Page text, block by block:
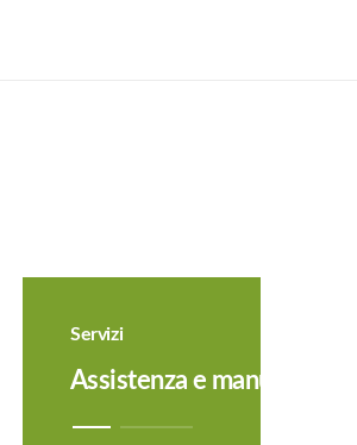
Servizi
Assistenza e manutenzione